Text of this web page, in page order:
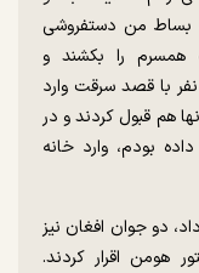
بساط من دستفروشی
همسرم را بکشند و
با قصد سرقت وارد
هم قبول کردند و در
بودم، وارد خانه
دو جوان افغان نیز
هومن اقرار کردند.